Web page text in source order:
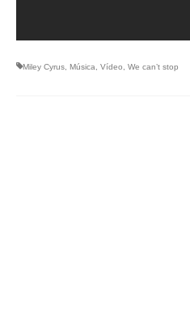
Miley Cyrus, Música, Vídeo, We can’t stop